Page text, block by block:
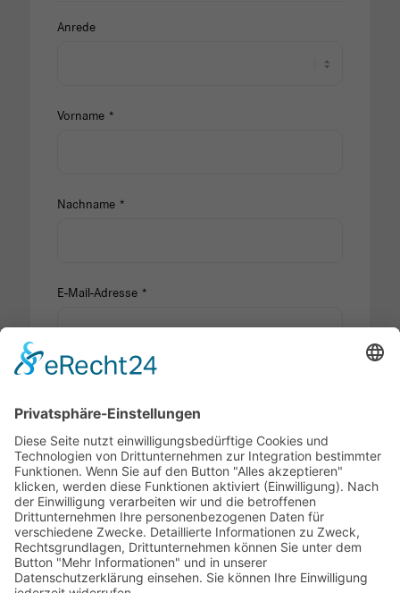
Anrede
Vorname *
Nachname *
E-Mail-Adresse *
Mobil
Anlagen